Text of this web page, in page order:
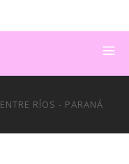
RÍOS - PARANÁ